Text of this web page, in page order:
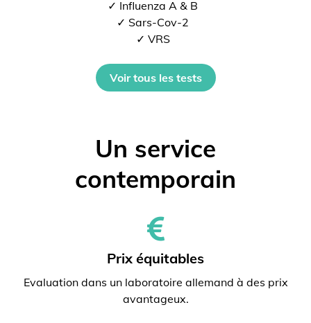
✓ Influenza A & B
✓ Sars-Cov-2
✓ VRS
Voir tous les tests
Un service
contemporain
Prix ​​équitables
Evaluation dans un laboratoire allemand à des prix
avantageux.